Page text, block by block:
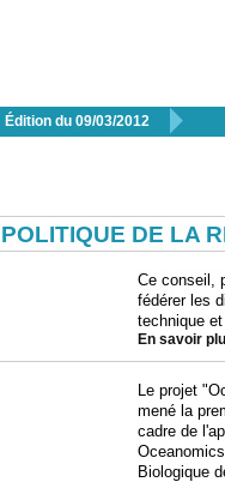
Édition du 09/03/2012 
POLITIQUE DE LA
Ce conseil,
fédérer les
technique
En savoir
Le projet
mené la
cadre de
Biologique